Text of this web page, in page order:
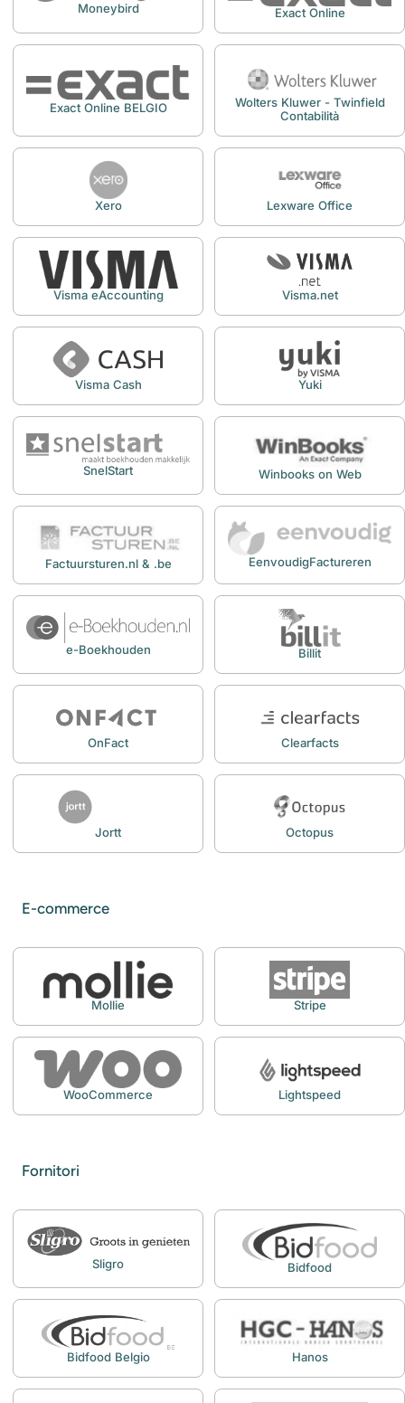
Moneybird Exact Online
Exact Online BELGIO
Wolters Kluwer - Twinfield
Contabilità
Xero Lexware Office
Visma eAccounting Visma.net
Visma Cash Yuki
SnelStart Winbooks on Web
Factuursturen.nl & .be EenvoudigFactureren
e-Boekhouden Billit
OnFact Clearfacts
Jortt Octopus
E-commerce
Mollie Stripe
WooCommerce Lightspeed
Fornitori
Sligro Bidfood
Bidfood Belgio Hanos